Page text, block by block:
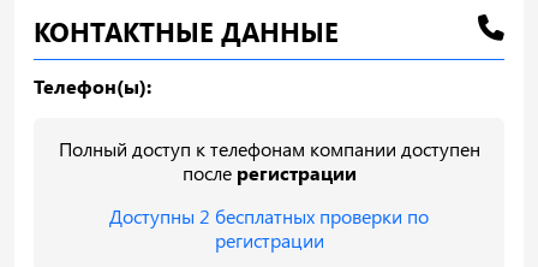
КОНТАКТНЫЕ ДАННЫЕ
Телефон(ы):
Полный доступ к телефонам компании доступен
после регистрации
Доступны 2 бесплатных проверки по
регистрации